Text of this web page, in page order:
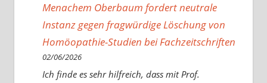
Menachem Oberbaum fordert neutrale
Instanz gegen fragwürdige Löschung von
Homöopathie-Studien bei Fachzeitschriften
02/06/2026
Ich finde es sehr hilfreich, dass mit Prof.